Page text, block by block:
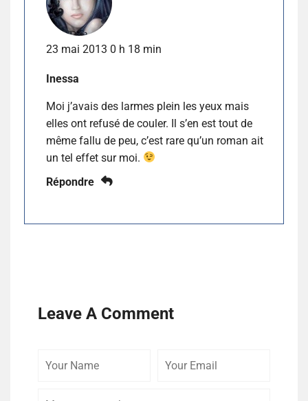
23 mai 2013 0 h 18 min
Inessa
Moi j’avais des larmes plein les yeux mais
elles ont refusé de couler. Il s’en est tout de
même fallu de peu, c’est rare qu’un roman ait
un tel effet sur moi.
Répondre
Leave A Comment